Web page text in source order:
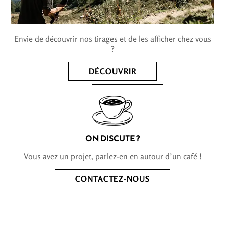
Envie de découvrir nos tirages et de les afficher chez vous
?
DÉCOUVRIR
ON DISCUTE ?
Vous avez un projet, parlez-en en autour d’un café !
CONTACTEZ-NOUS